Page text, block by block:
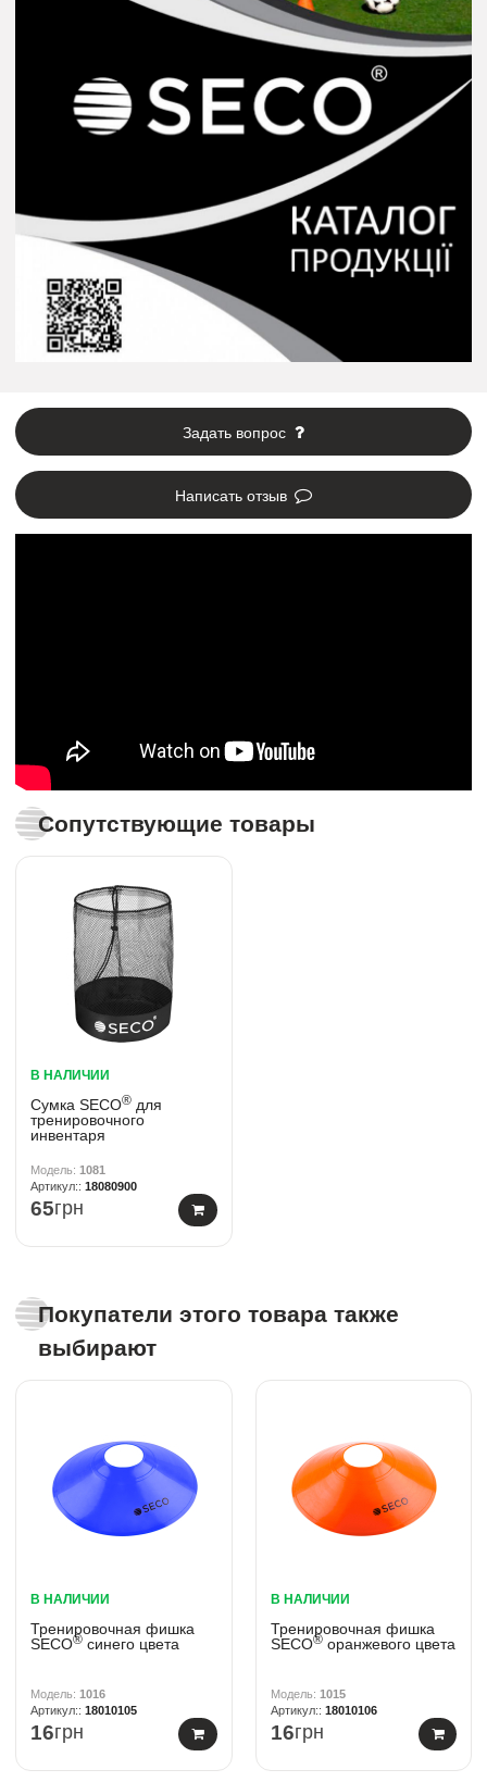
Задать вопрос
Написать отзыв
Сопутствующие товары
В НАЛИЧИИ
Сумка SECO® для
тренировочного
инвентаря
1081
18080900
65грн
Покупатели этого товара также
выбирают
В НАЛИЧИИ
Тренировочная фишка
SECO® синего цвета
1016
18010105
16грн
В НАЛИЧИИ
Тренировочная фишка
SECO®оранжевого цвета
1015
18010106
16грн